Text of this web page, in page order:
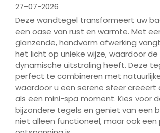
27-07-2026
Deze wandtegel transformeert uw
een oase van rust en warmte. Met
glanzende, handvorm afwerking
het licht op unieke wijze, waardoor
dynamische uitstraling heeft. Deze
perfect te combineren met
waardoor u een serene sfeer creëert
als een mini-spa moment. Kies voor
bijzondere tegels en geniet van een
niet alleen functioneel, maar ook een